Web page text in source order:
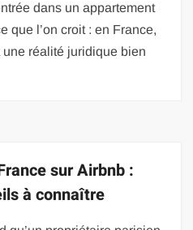
dans un appartement
que l’on croit : en France,
réalité juridique bien
sur Airbnb :
à connaître